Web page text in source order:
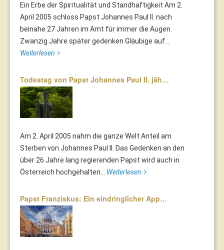
Ein Erbe der Spiritualität und Standhaftigkeit Am 2.
April 2005 schloss Papst Johannes Paul II. nach
beinahe 27 Jahren im Amt für immer die Augen.
Zwanzig Jahre später gedenken Gläubige auf...
Weiterlesen
Todestag von Papst Johannes Paul II. jäh…
Am 2. April 2005 nahm die ganze Welt Anteil am
Sterben von Johannes Paul II. Das Gedenken an den
über 26 Jahre lang regierenden Papst wird auch in
Österreich hochgehalten... Weiterlesen
Papst Franziskus: Ein eindringlicher App…